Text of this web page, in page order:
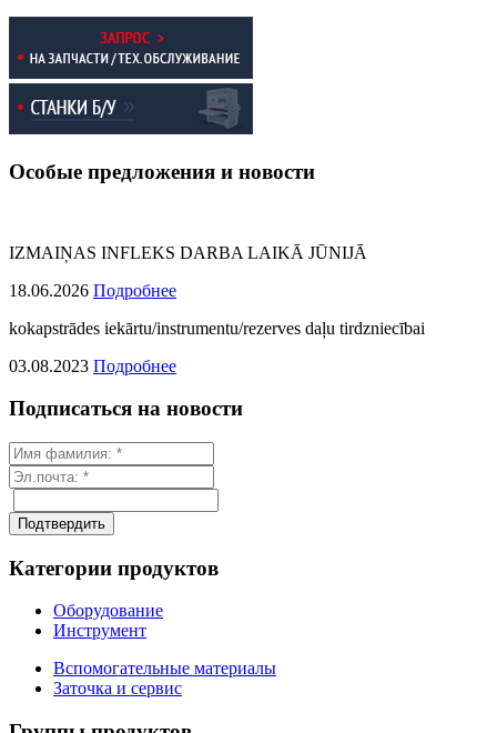
Особые предложения и новости
IZMAIŅAS INFLEKS DARBA LAIKĀ JŪNIJĀ
18.06.2026 Подробнее
kokapstrādes iekārtu/instrumentu/rezerves daļu tirdzniecībai
03.08.2023 Подробнее
Подписаться на новости
Категории продуктов
Оборудование
Инструмент
Вспомогательные материалы
Заточка и сервис